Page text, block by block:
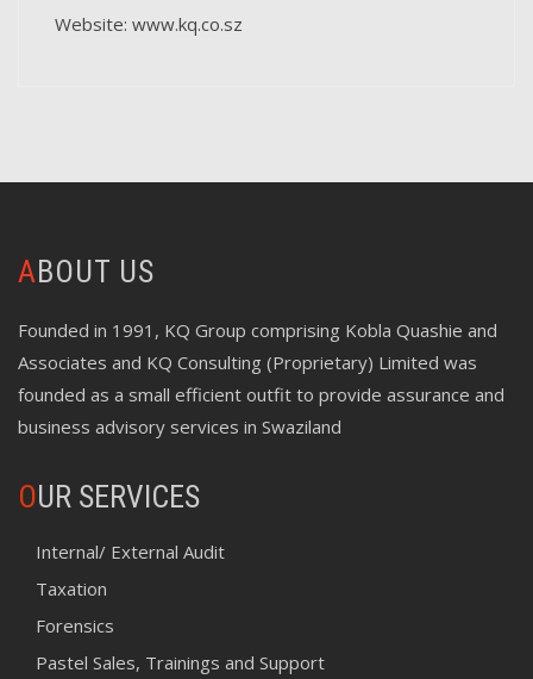
Website: www.kq.co.sz
ABOUT US
Founded in 1991, KQ Group comprising Kobla Quashie and
Associates and KQ Consulting (Proprietary) Limited was
founded as a small efficient outfit to provide assurance and
business advisory services in Swaziland
OUR SERVICES
Internal/ External Audit
Taxation
Forensics
Pastel Sales, Trainings and Support